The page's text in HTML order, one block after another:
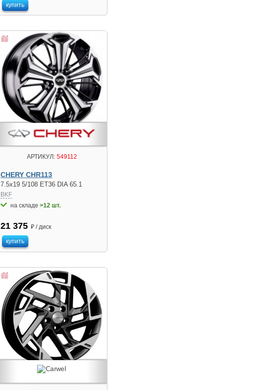
купить
АРТИКУЛ:549112
CHERY CHR113
7.5x19 5/108 ET36 DIA 65.1
BKF
на складе>12 шт.
21 375 ₽ / диск
купить